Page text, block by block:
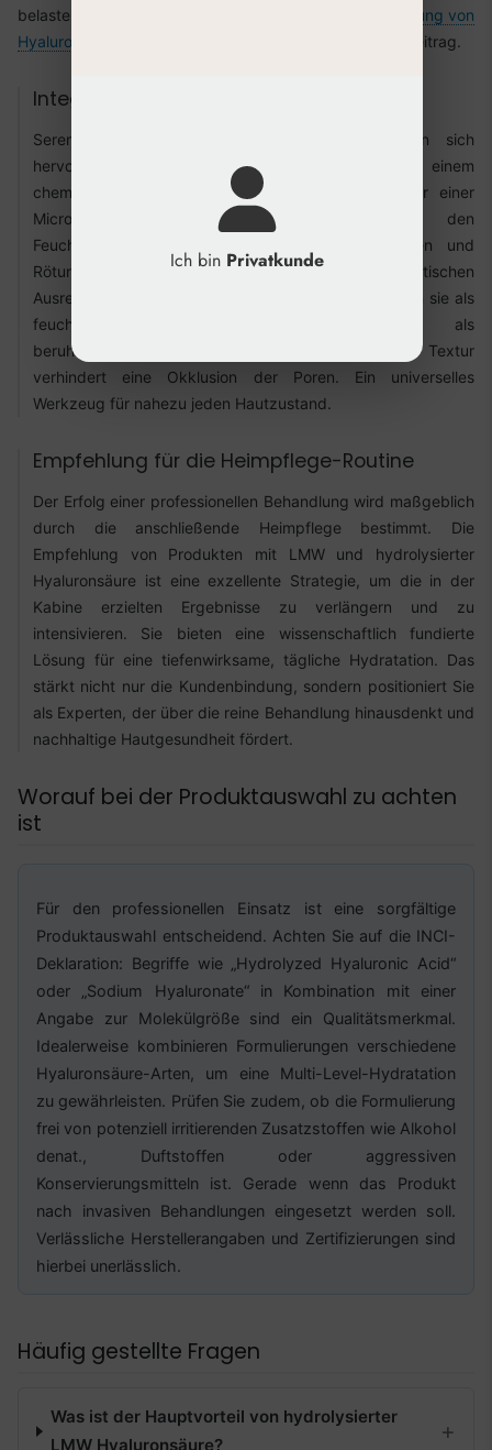
belasten. Einen allgemeinen Überblick über die
Anwendung von
Hyaluronsäure
finden Sie in unserem entsprechenden Beitrag.
Integration in Behandlungen
Seren oder leichte Fluide mit LMW-HA eignen sich
hervorragend als abschließende Pflege nach einem
chemischen Peeling, einer Mikrodermabrasion oder einer
Microneedling-Behandlung. Sie helfen, den
Feuchtigkeitshaushalt schnell wieder auszugleichen und
Rötungen zu reduzieren. Im Rahmen von kosmetischen
Ausreinigungen oder Ultraschallbehandlungen können sie als
feuchtigkeitsspendendes Kontaktmedium oder als
beruhigende Abschlusspflege dienen. Ihre leichte Textur
verhindert eine Okklusion der Poren. Ein universelles
Werkzeug für nahezu jeden Hautzustand.
Empfehlung für die Heimpflege-Routine
Der Erfolg einer professionellen Behandlung wird maßgeblich
durch die anschließende Heimpflege bestimmt. Die
Empfehlung von Produkten mit LMW und hydrolysierter
Hyaluronsäure ist eine exzellente Strategie, um die in der
Kabine erzielten Ergebnisse zu verlängern und zu
intensivieren. Sie bieten eine wissenschaftlich fundierte
Lösung für eine tiefenwirksame, tägliche Hydratation. Das
stärkt nicht nur die Kundenbindung, sondern positioniert Sie
als Experten, der über die reine Behandlung hinausdenkt und
nachhaltige Hautgesundheit fördert.
Worauf bei der Produktauswahl zu achten
ist
Für den professionellen Einsatz ist eine sorgfältige
Produktauswahl entscheidend. Achten Sie auf die INCI-
Deklaration: Begriffe wie „Hydrolyzed Hyaluronic Acid“
oder „Sodium Hyaluronate“ in Kombination mit einer
Angabe zur Molekülgröße sind ein Qualitätsmerkmal.
Idealerweise kombinieren Formulierungen verschiedene
Hyaluronsäure-Arten, um eine Multi-Level-Hydratation
zu gewährleisten. Prüfen Sie zudem, ob die Formulierung
frei von potenziell irritierenden Zusatzstoffen wie Alkohol
denat., Duftstoffen oder aggressiven
Konservierungsmitteln ist. Gerade wenn das Produkt
nach invasiven Behandlungen eingesetzt werden soll.
Verlässliche Herstellerangaben und Zertifizierungen sind
hierbei unerlässlich.
Häufig gestellte Fragen
Was ist der Hauptvorteil von hydrolysierter
LMW Hyaluronsäure?
Ich bin Privatkunde